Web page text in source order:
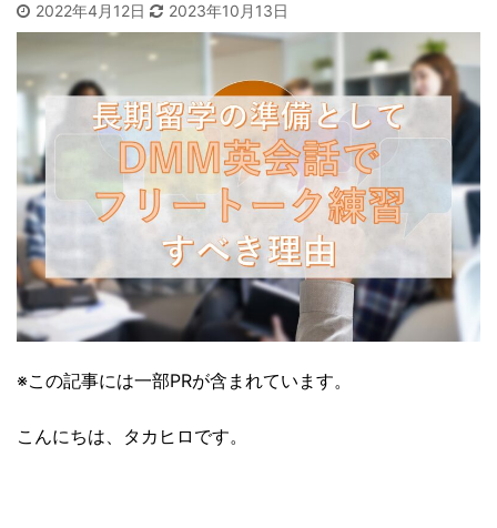
2022年4月12日 2023年10月13日
※この記事には一部PRが含まれています。
こんにちは、タカヒロです。